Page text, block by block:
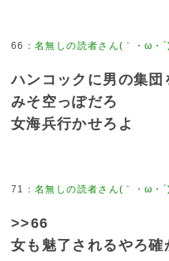
66
ハンコックに男の集
みそ空っぽだろ
女海兵行かせろよ
71
>>66
女も魅了されるやろ確